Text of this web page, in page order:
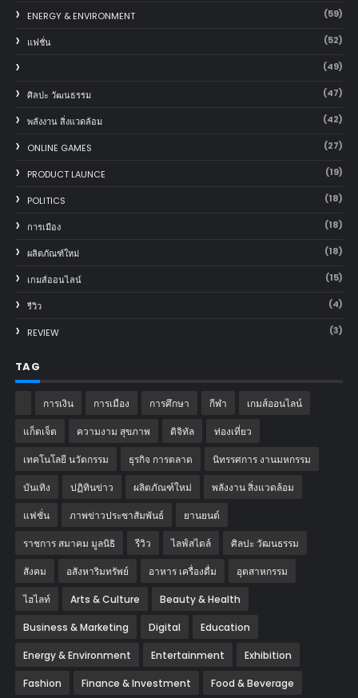
ENERGY & ENVIRONMENT (59)
แฟชั่น (52)
(49)
ศิลปะ วัฒนธรรม (47)
พลังงาน สิ่งแวดล้อม (42)
ONLINE GAMES (27)
PRODUCT LAUNCE (19)
POLITICS (18)
การเมือง (18)
ผลิตภัณฑ์ใหม่ (18)
เกมส์ออนไลน์ (15)
รีวิว (4)
REVIEW (3)
TAG
การเงิน การเมือง การศึกษา กีฬา เกมส์ออนไลน์
แก็ตเจ็ต ความงาม สุขภาพ ดิจิทัล ท่องเที่ยว
เทคโนโลยี นวัตกรรม ธุรกิจ การตลาด นิทรรศการ งานมหกรรม
บันเทิง ปฏิทินข่าว ผลิตภัณฑ์ใหม่ พลังงาน สิ่งแวดล้อม
แฟชั่น ภาพข่าวประชาสัมพันธ์ ‎ยานยนต์‎
ราชการ สมาคม มูลนิธิ รีวิว ไลฟ์สไตล์ ศิลปะ วัฒนธรรม
สังคม อสังหาริมทรัพย์ อาหาร เครื่องดื่ม อุตสาหกรรม
ไฮไลท์ Arts & Culture Beauty & Health
Business & Marketing Digital Education
Energy & Environment Entertainment Exhibition
Fashion Finance & Investment Food & Beverage